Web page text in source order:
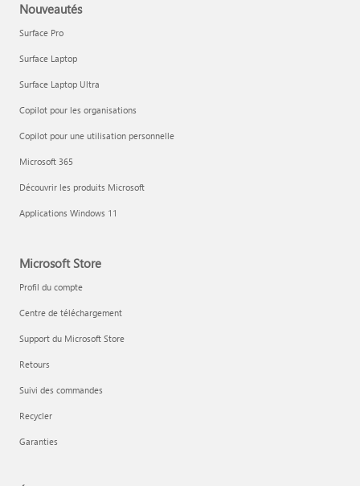
Nouveautés
Surface Pro
Surface Laptop
Surface Laptop Ultra
Copilot pour les organisations
Copilot pour une utilisation personnelle
Microsoft 365
Découvrir les produits Microsoft
Applications Windows 11
Microsoft Store
Profil du compte
Centre de téléchargement
Support du Microsoft Store
Retours
Suivi des commandes
Recycler
Garanties